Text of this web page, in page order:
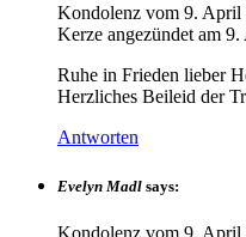
Kondolenz vom 9. April
Kerze angezündet am 9.
Ruhe in Frieden lieber
Herzliches Beileid der
Antworten
Evelyn Madl says:
Kondolenz vom 9. April